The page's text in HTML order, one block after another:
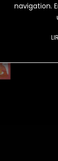
navigation.